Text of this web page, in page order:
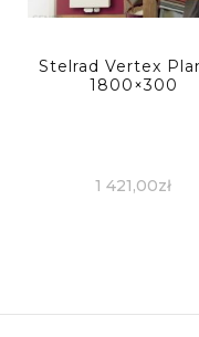
Stelrad Vertex
1800×300
1 421,00zł